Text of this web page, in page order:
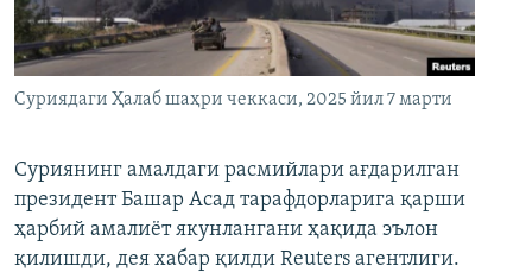
Суриядаги Ҳалаб шаҳри чеккаси, 2025 йил 7 марти
Суриянинг амалдаги расмийлари ағдарилган
президент Башар Асад тарафдорларига қарши
ҳарбий амалиёт якунлангани ҳақида эълон
қилишди, дея хабар қилди Reuters агентлиги.